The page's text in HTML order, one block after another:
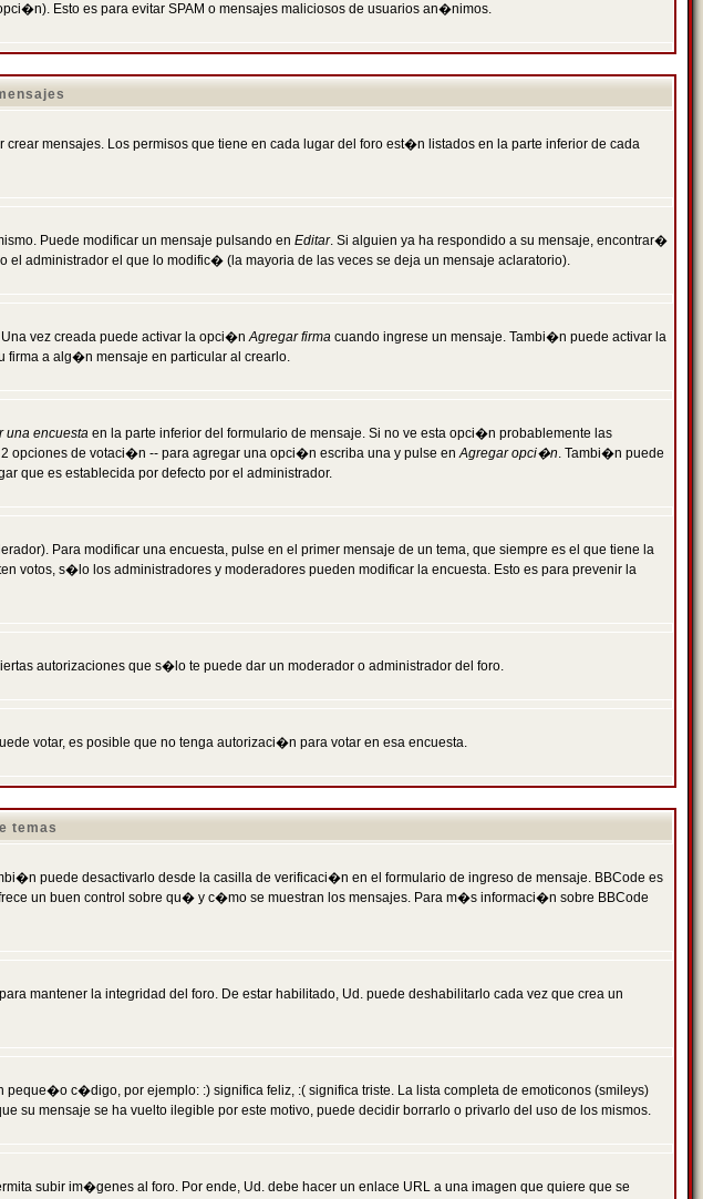
Esto es para evitar SPAM o mensajes maliciosos de usuarios an�nimos.
mensajes. Los permisos que tiene en cada lugar del foro est�n listados en la parte inferior de cada
Puede modificar un mensaje pulsando en Editar. Si alguien ya ha respondido a su mensaje, encontrar�
administrador el que lo modific� (la mayoria de las veces se deja un mensaje aclaratorio).
Una vez creada puede activar la opci�nAgregar firma cuando ingrese un mensaje. Tambi�n puede activar la
firma a alg�n mensaje en particular al crearlo.
una encuesta en la parte inferior del formulario de mensaje. Si no ve esta opci�n probablemente las
opciones de votaci�n -- para agregar una opci�n escriba una y pulse enAgregar opci�n. Tambi�n puede
que es establecida por defecto por el administrador.
Para modificar una encuesta, pulse en el primer mensaje de un tema, que siempre es el que tiene la
votos, s�lo los administradores y moderadores pueden modificar la encuesta. Esto es para prevenir la
autorizaciones que s�lo te puede dar un moderador o administrador del foro.
votar, es posible que no tenga autorizaci�n para votar en esa encuesta.
temas
puede desactivarlo desde la casilla de verificaci�n en el formulario de ingreso de mensaje. BBCode es
un buen control sobre qu� y c�mo se muestran los mensajes. Para m�s informaci�n sobre BBCode
mantener la integridad del foro. De estar habilitado, Ud. puede deshabilitarlo cada vez que crea un
c�digo, por ejemplo: :) significa feliz, :( significa triste. La lista completa de emoticonos (smileys)
su mensaje se ha vuelto ilegible por este motivo, puede decidir borrarlo o privarlo del uso de los mismos.
subir im�genes al foro. Por ende, Ud. debe hacer un enlace URL a una imagen que quiere que se